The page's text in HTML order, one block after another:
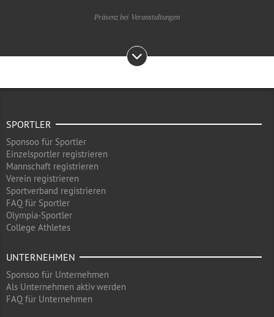
Präsenz bei Veranstaltungen
SPORTLER
Sponsoo für Sportler
Einzelsportler registrieren
Mannschaft registrieren
Verein registrieren
Sportverband registrieren
FAQ für Sportler
Olympia-Sportler
College Athletes
UNTERNEHMEN
Sponsoo für Unternehmen
Als Unternehmen aktiv werden
FAQ für Unternehmen